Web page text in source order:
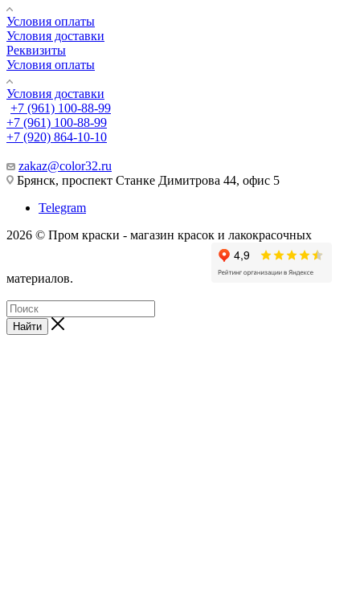
Условия оплаты
Условия доставки
Реквизиты
Условия оплаты
Условия доставки
+7 (961) 100-88-99
+7 (961) 100-88-99
+7 (920) 864-10-10
zakaz@color32.ru
Брянск, проспект Станке Димитрова 44, офис 5
Telegram
2026 © Пром краски - магазин красок и лакокрасочных
материалов.
Найти